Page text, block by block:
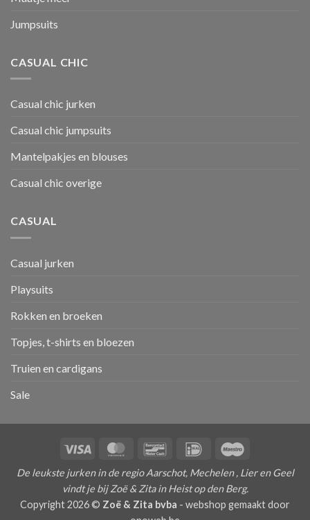
Jumpsuits
CASUAL CHIC
Casual chic jurken
Casual chic jumpsuits
Mantelpakjes en blouses
Casual chic overige
CASUAL
Casual jurken
Playsuits
Rokken en broeken
Topjes, t-shirts en bloezen
Truien en cardigans
Sale
Visa MasterCardBancontactIDeal
De leukste jurken in de regio Aarschot, Mechelen , Lier en Geel
vindt je bij Zoë & Zita in Heist op den Berg.
Copyright 2026 © Zoë & Zita bvba - webshop gemaakt door